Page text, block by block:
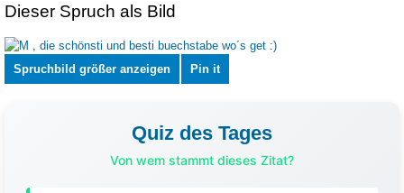
Dieser Spruch als Bild
Spruchbild größer anzeigen Pin it
Quiz des Tages
Von wem stammt dieses Zitat?